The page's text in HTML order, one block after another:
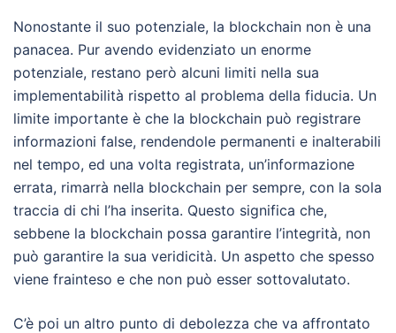
Nonostante il suo potenziale, la blockchain non è una
panacea. Pur avendo evidenziato un enorme
potenziale, restano però alcuni limiti nella sua
implementabilità rispetto al problema della fiducia. Un
limite importante è che la blockchain può registrare
informazioni false, rendendole permanenti e inalterabili
nel tempo, ed una volta registrata, un’informazione
errata, rimarrà nella blockchain per sempre, con la sola
traccia di chi l’ha inserita. Questo significa che,
sebbene la blockchain possa garantire l’integrità, non
può garantire la sua veridicità. Un aspetto che spesso
viene frainteso e che non può esser sottovalutato.
C’è poi un altro punto di debolezza che va affrontato